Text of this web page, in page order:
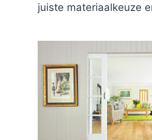
juiste materiaalkeuze